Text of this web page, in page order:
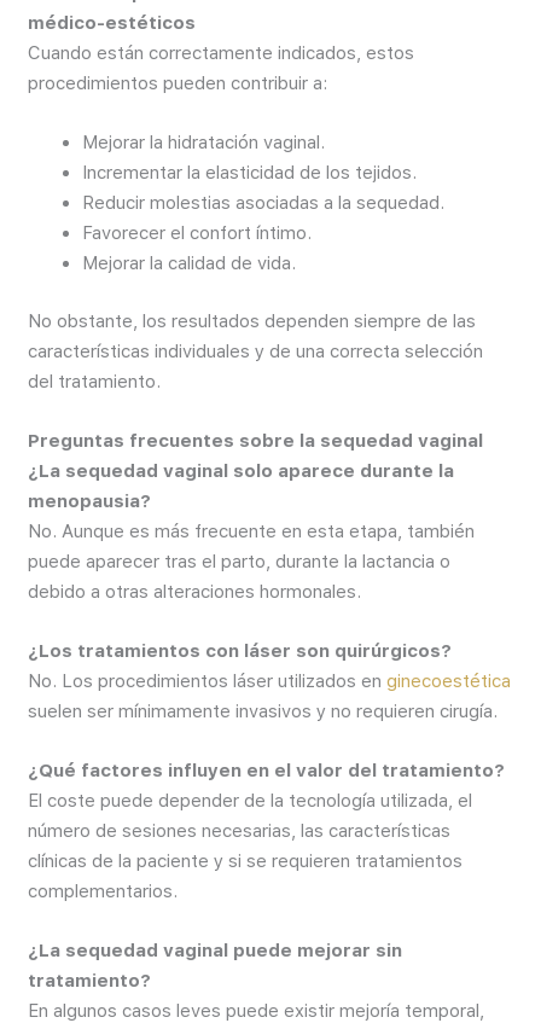
médico-estéticos
Cuando están correctamente indicados, estos
procedimientos pueden contribuir a:
Mejorar la hidratación vaginal.
Incrementar la elasticidad de los tejidos.
Reducir molestias asociadas a la sequedad.
Favorecer el confort íntimo.
Mejorar la calidad de vida.
No obstante, los resultados dependen siempre de las
características individuales y de una correcta selección
del tratamiento.
Preguntas frecuentes sobre la sequedad vaginal
¿La sequedad vaginal solo aparece durante la
menopausia?
No. Aunque es más frecuente en esta etapa, también
puede aparecer tras el parto, durante la lactancia o
debido a otras alteraciones hormonales.
¿Los tratamientos con láser son quirúrgicos?
No. Los procedimientos láser utilizados enginecoestética
suelen ser mínimamente invasivos y no requieren cirugía.
¿Qué factores influyen en el valor del tratamiento?
El coste puede depender de la tecnología utilizada, el
número de sesiones necesarias, las características
clínicas de la paciente y si se requieren tratamientos
complementarios.
¿La sequedad vaginal puede mejorar sin
tratamiento?
En algunos casos leves puede existir mejoría temporal,